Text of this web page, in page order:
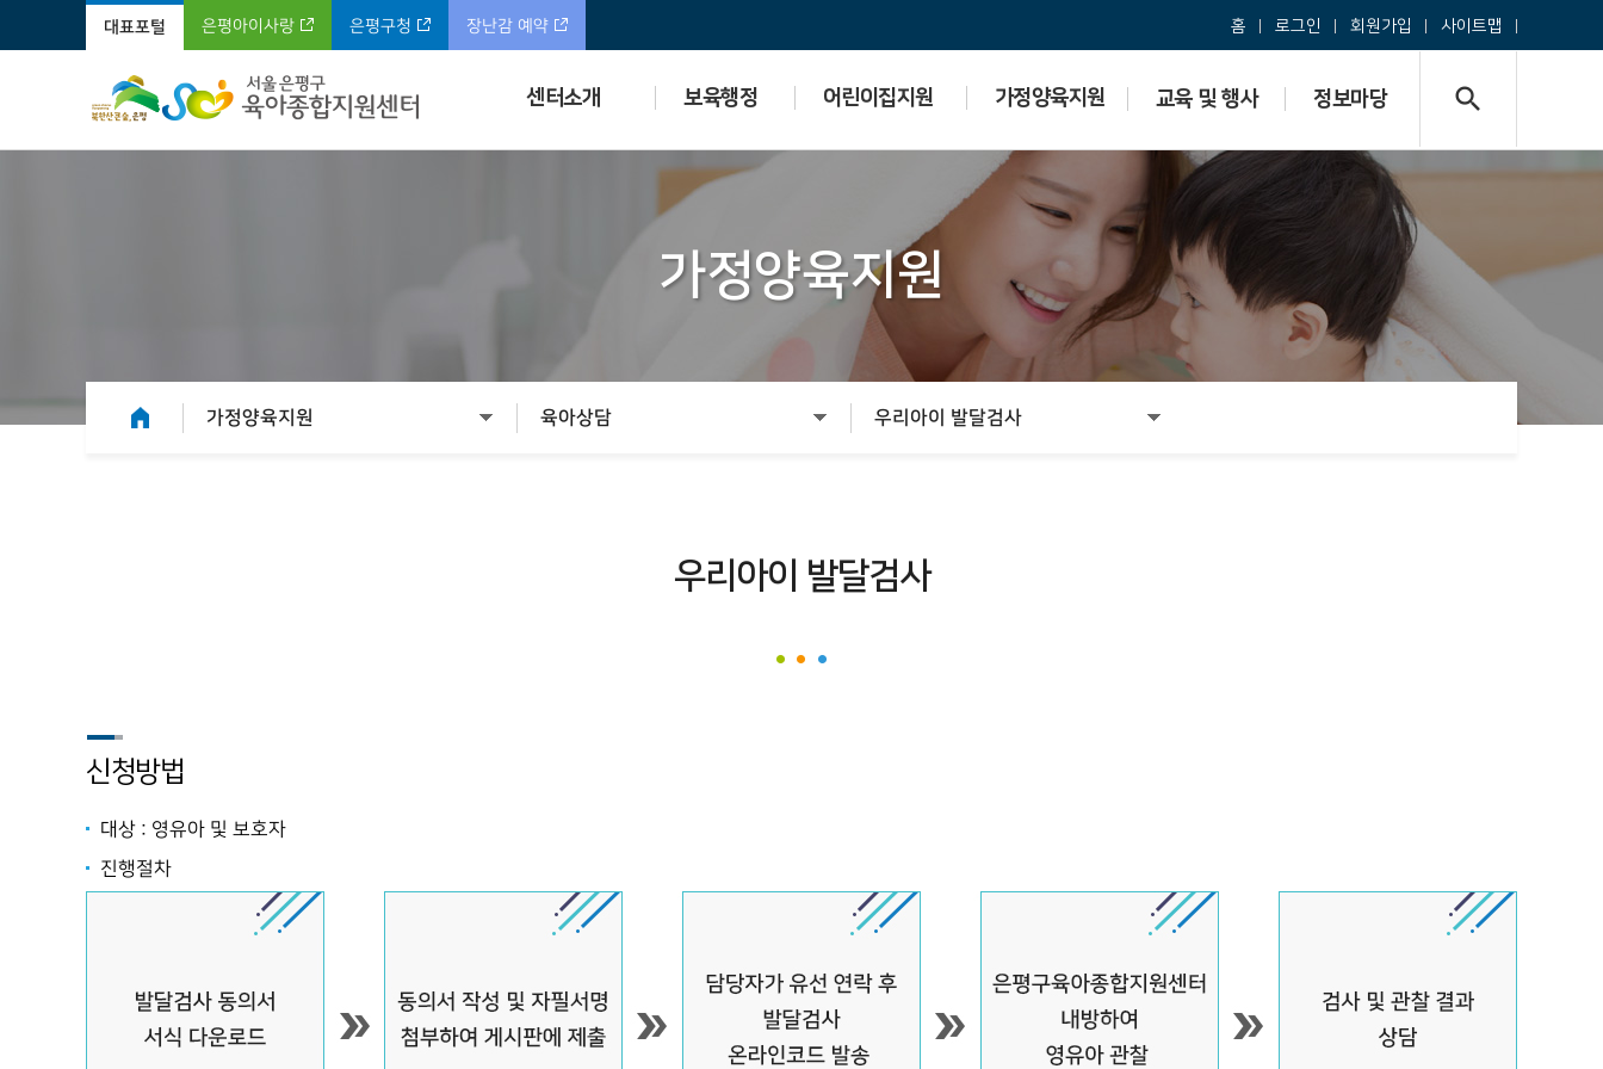
대표포털 은평아이사랑 은평구청 장난감 예약 홈 로그인 회원가입 사이트맵
센터소개 보육행정 어린이집지원 가정양육지원 교육 및 행사 정보마당 search
가정양육지원
가정양육지원 육아상담 우리아이 발달검사
우리아이 발달검사
신청방법
대상 : 영유아 및 보호자
진행절차